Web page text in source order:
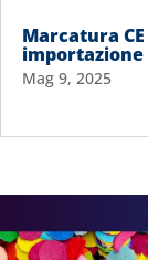
Marcatura
importazione
Mag 9, 2025